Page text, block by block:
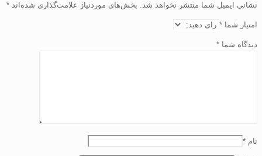
نشانی ایمیل شما منتشر نخواهد شد. بخش‌های موردنیاز علامت‌گذاری شده‌اند *
امتیاز شما *
دیدگاه شما *
نام *